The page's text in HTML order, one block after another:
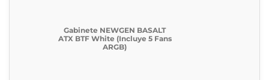
Gabinete NEWGEN BASALT
ATX BTF White (Incluye 5 Fans
ARGB)